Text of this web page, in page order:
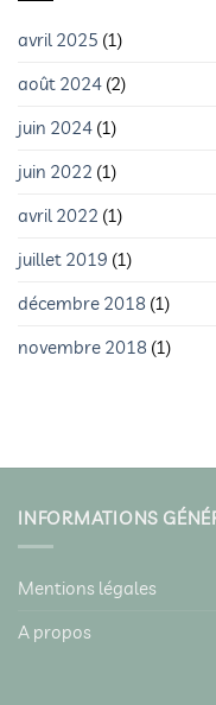
avril 2025 (1)
août 2024 (2)
juin 2024 (1)
juin 2022 (1)
avril 2022 (1)
juillet 2019 (1)
décembre 2018 (1)
novembre 2018 (1)
INFORMATIONS
Mentions légales
A propos